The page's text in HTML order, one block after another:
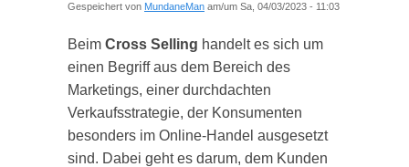
Gespeichert von MundaneMan am/um Sa, 04/03/2023 - 11:03
Beim Cross Selling handelt es sich um
einen Begriff aus dem Bereich des
Marketings, einer durchdachten
Verkaufsstrategie, der Konsumenten
besonders im Online-Handel ausgesetzt
sind. Dabei geht es darum, dem Kunden